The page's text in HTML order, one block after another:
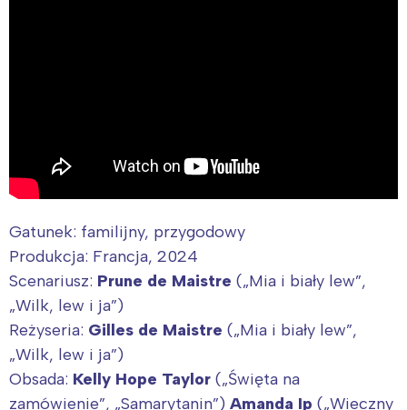
Gatunek: familijny, przygodowy
Produkcja: Francja, 2024
Scenariusz: Prune de Maistre („Mia i biały lew”,
„Wilk, lew i ja”)
Reżyseria: Gilles de Maistre („Mia i biały lew”,
„Wilk, lew i ja”)
Obsada: Kelly Hope Taylor („Święta na
zamówienie”, „Samarytanin”) Amanda Ip („Wieczny
Interesują mnie wydarzenia z